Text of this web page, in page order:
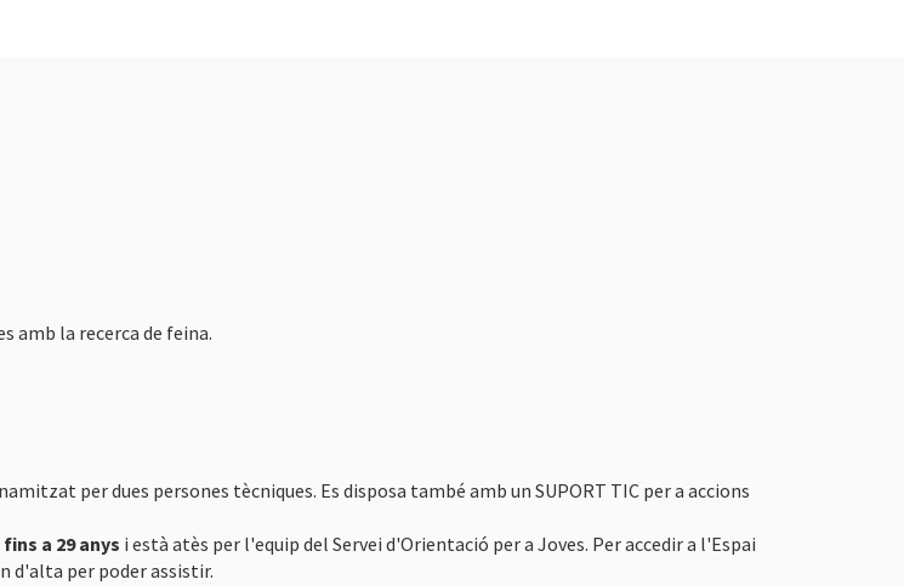
amb la recerca de feina.
per dues persones tècniques. Es disposa també amb un SUPORT TIC per a accions
a 29 anys i està atès per l'equip del Servei d'Orientació per a Joves. Per accedir a l'Espai
d'alta per poder assistir.